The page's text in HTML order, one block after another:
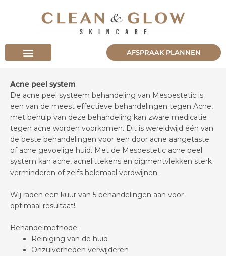
AFSPRAAK PLANNEN
Acne peel system
De acne peel systeem behandeling van Mesoestetic is
een van de meest effectieve behandelingen tegen Acne,
met behulp van deze behandeling kan zware medicatie
tegen acne worden voorkomen. Dit is wereldwijd één van
de beste behandelingen voor een door acne aangetaste
of acne gevoelige huid. Met de Mesoestetic acne peel
system kan acne, acnelittekens en pigmentvlekken sterk
verminderen of zelfs helemaal verdwijnen.
Wij raden een kuur van 5 behandelingen aan voor
optimaal resultaat!
Behandelmethode:
Reiniging van de huid
Onzuiverheden verwijderen